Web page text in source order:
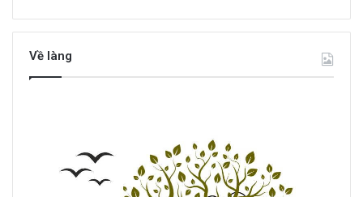
Về làng